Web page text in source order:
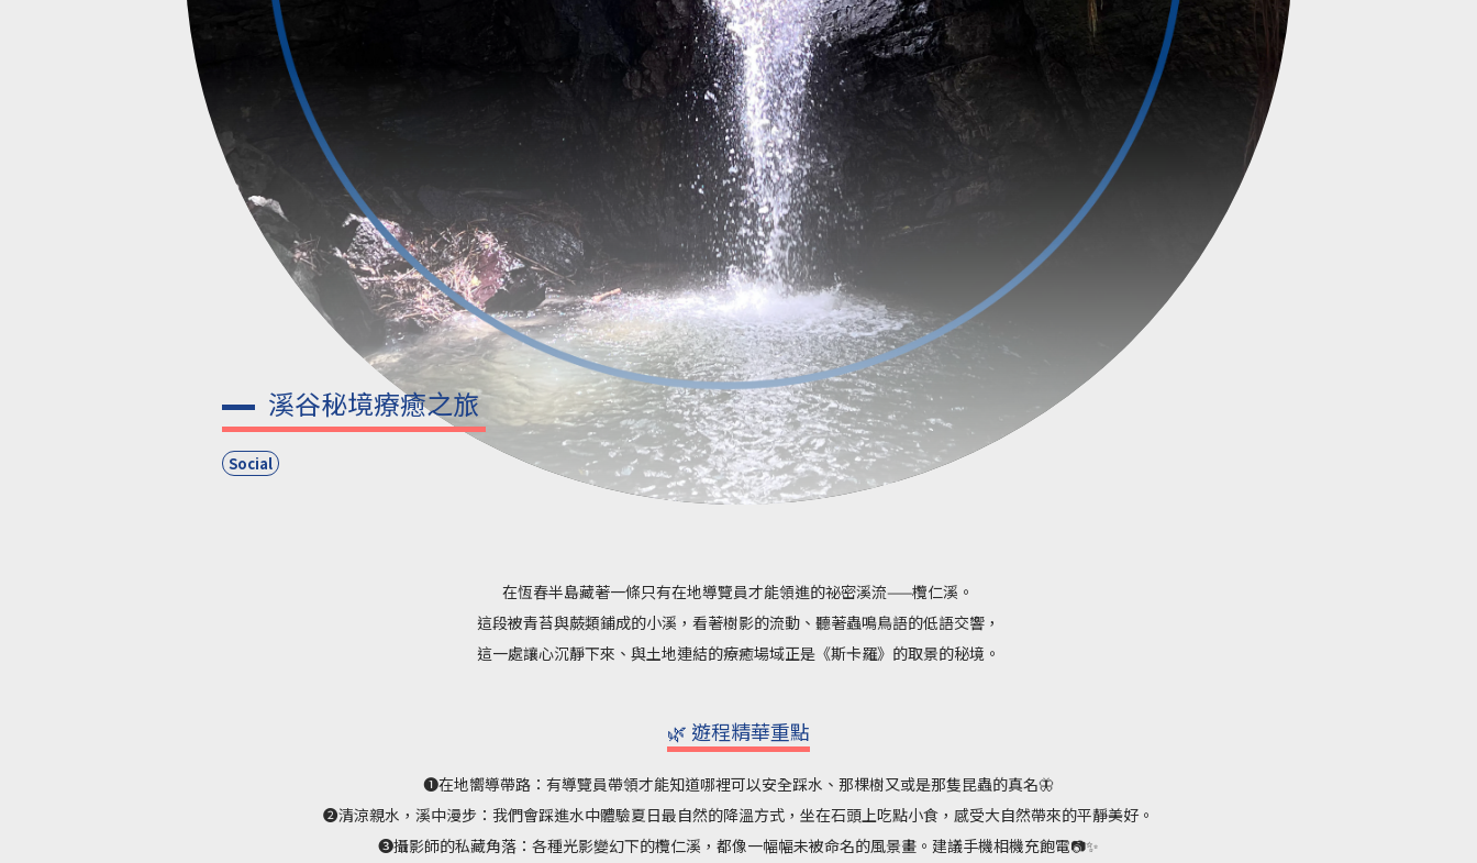
溪谷秘境療癒之旅
Social
在恆春半島藏著一條只有在地導覽員才能領進的祕密溪流——欖仁溪。
這段被青苔與蕨類鋪成的小溪，看著樹影的流動、聽著蟲鳴鳥語的低語交響，
這一處讓心沉靜下來、與土地連結的療癒場域正是《斯卡羅》的取景的秘境。
🌿 遊程精華重點
➊在地嚮導帶路：有導覽員帶領才能知道哪裡可以安全踩水、那棵樹又或是那隻昆蟲的真名🦋
➋清涼親水，溪中漫步：我們會踩進水中體驗夏日最自然的降溫方式，坐在石頭上吃點小食，感受大自然帶來的平靜美好。
➌攝影師的私藏角落：各種光影變幻下的欖仁溪，都像一幅幅未被命名的風景畫。建議手機相機充飽電📷✨